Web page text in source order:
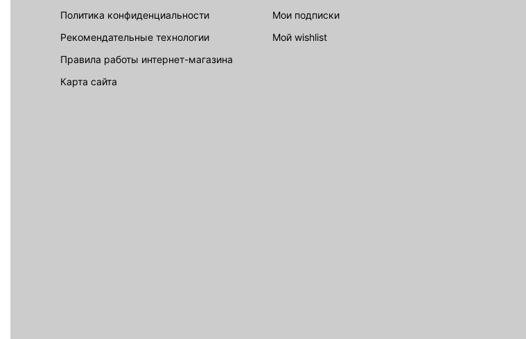
Политика конфиденциальности
Рекомендательные технологии
Правила работы интернет-магазина
карта сайта
Мои подписки
Мой wishlist